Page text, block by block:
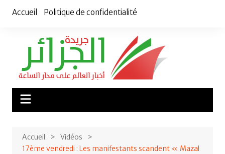
Accueil Politique de confidentialité
Accueil
Vidéos
17ème vendredi : Les manifestants scandent « Mazal